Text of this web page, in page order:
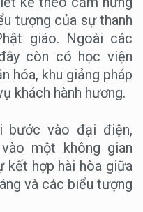
tượng của sự thanh
giáo. Ngoài các
còn có học viện
hóa, khu giảng pháp
khách hành hương.
bước vào đại điện,
một không gian
kết hợp hài hòa giữa
và các biểu tượng